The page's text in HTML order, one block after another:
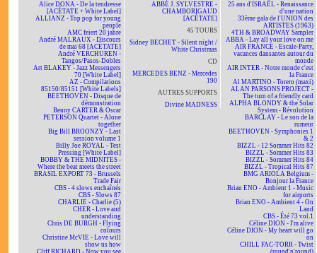
Alice DONA - De la tendresse
[ACÉTATE + White Label]
ALLIANZ - Top pop for young
people
AMC feiert 20 jahre
André MALRAUX - Discours
de mai 68 [ACÉTATE]
André VERCHUREN -
Tangos/Pasos-Dobles
Art BLAKEY - Jazz Messengers
70 [White Label]
AZ - Compilations
85150/85151 [White Labels]
BEETHOVEN - Disque de
démonstration
Benny CARTER & Oscar
PETERSON Quartet - Alone
together
Big Bill BROONZY - Last
session volume 1
Billy Joe ROYAL - Test
Pressing [White Label]
BOBBY & THE MIDNITES -
Where the beat meets the street
BRASIL EXPORT 73 - Brussels
Trade Fair
CBS - 4 slows enchaînés
CBS - Slows 87
CHARLIE - Charlie (5)
CHER - Love and
understanding
Chris DE BURGH - Flying
colours
Christine McVIE - Love will
show us how
Cliff RICHARD - Now you see
ABBÉ J. SYLVESTRE -
CHAMBORIGAUD
[ACÉTATE]
45 TOURS
Sidney BECHET - Silent night /
White Christmas
CD
MERCEDES BENZ - Mercedes
190
AUTRES SUPPORTS
Divine MADNESS
25 ans d'ISRAËL - Renaissance
d'une nation
33ème gala de l'UNION des
ARTISTES (1963)
4TH & BROADWAY Sampler
ABBA - Lay all your love on me
AIR FRANCE - Escale-Party,
vacances dansantes autour du
monde
AIR INTER - Notre monde c'est
la France
Al MARTINO - Torero (maxi)
ALAN PARSONS PROJECT -
The turn of a friendly card
ALPHA BLONDY & the Solar
System - Révolution
BARCLAY - Le son de la
rumeur
BEETHOVEN - Symphonies 1
& 2
BIZZL - 12 Sommer Hits 82
BIZZL - Sommer Hits 83
BIZZL - Sommer Hits 84
BIZZL - Tropical Hits 87
BMG ARIOLA Belgium -
Bonjour la France
Brian ENO - Ambient 1 - Music
for airports
Brian ENO - Ambient 4 - On
Land
CBS - Été 73 vol.1
Céline DION - I'm alive
Céline DION - My heart will go
on
CHILL FAC-TORR - Twist
(round'n'round)